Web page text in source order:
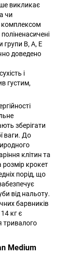
викликає
чи
комплексом
групи B, А, Е
доведено
і
густим,
зберігати
ваги. До
клітин та
розмір крокет
порід, що
від нальоту.
барвників
кг є
тривалого
Medium